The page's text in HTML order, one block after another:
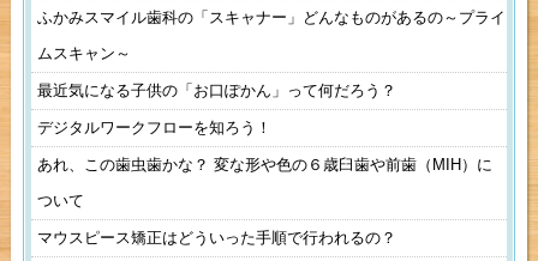
ふかみスマイル歯科の「スキャナー」どんなものがあるの～プライ
ムスキャン～
最近気になる子供の「お口ぽかん」って何だろう？
デジタルワークフローを知ろう！
あれ、この歯虫歯かな？ 変な形や色の６歳臼歯や前歯（MIH）に
ついて
マウスピース矯正はどういった手順で行われるの？